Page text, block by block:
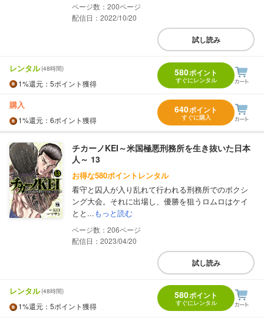
200
配信日：2022/10/20
試し読み
レンタル(48時間)
1%還元 ：5ポイント獲得
580ポイント
すぐにレンタル
購入
1%還元 ：6ポイント獲得
640ポイント
すぐに購入
チカーノKEI～米国極悪刑務所を生き抜いた日本
人～ 13
お得な580ポイントレンタル
看守と囚人が入り乱れて行われる刑務所でのボクシ
ング大会。それに出場し、優勝を狙うロムロはケイ
とと...もっと読む
206
配信日：2023/04/20
試し読み
レンタル(48時間)
1%還元 ：5ポイント獲得
580ポイント
すぐにレンタル